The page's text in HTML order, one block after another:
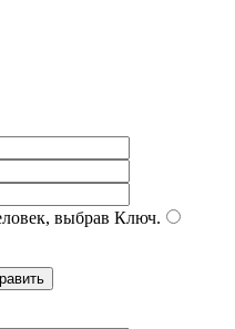
выбрав Ключ.